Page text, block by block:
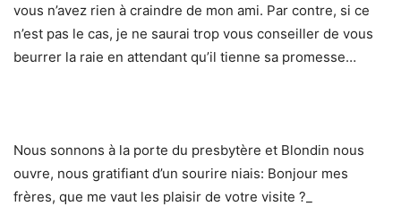
vous n’avez rien à craindre de mon ami. Par contre, si ce
n’est pas le cas, je ne saurai trop vous conseiller de vous
beurrer la raie en attendant qu’il tienne sa promesse…
Nous sonnons à la porte du presbytère et Blondin nous
ouvre, nous gratifiant d’un sourire niais: Bonjour mes
frères, que me vaut les plaisir de votre visite ?_